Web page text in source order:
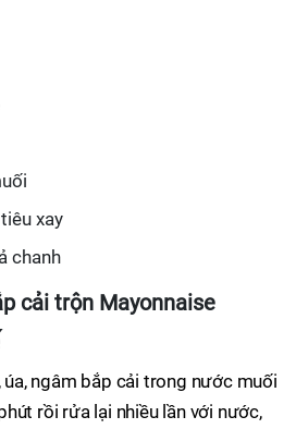
xay
chanh
cải trộn Mayonnaise
ngâm bắp cải trong nước muối
rồi rửa lại nhiều lần với nước,